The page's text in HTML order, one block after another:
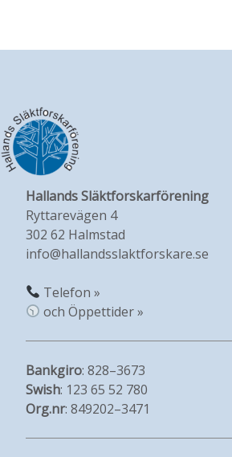
Hallands Släktforskarförening
Ryttarevägen 4
302 62 Halmstad
info@hallandsslaktforskare.se
Telefon »
och Öppettider »
Bankgiro: 828–3673
Swish: 123 65 52 780
Org.nr: 849202–3471